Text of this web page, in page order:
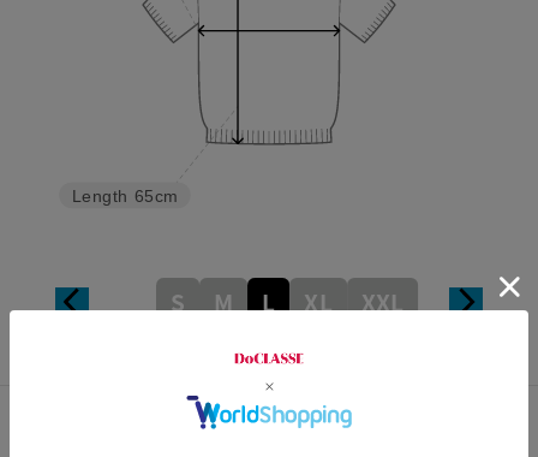
Length 65cm
S M L XL XXL
カスタマーレビュー